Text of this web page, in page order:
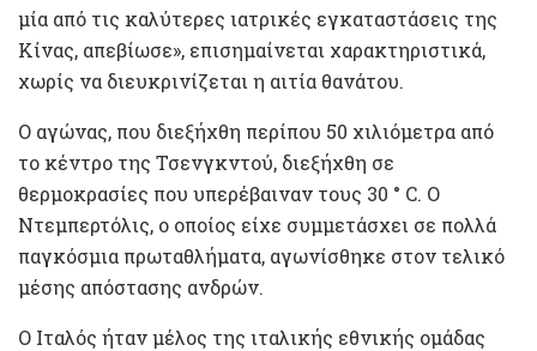
μία από τις καλύτερες ιατρικές εγκαταστάσεις της
Κίνας, απεβίωσε», επισημαίνεται χαρακτηριστικά,
χωρίς να διευκρινίζεται η αιτία θανάτου.
Ο αγώνας, που διεξήχθη περίπου 50 χιλιόμετρα από
το κέντρο της Τσενγκντού, διεξήχθη σε
θερμοκρασίες που υπερέβαιναν τους 30 ° C. Ο
Ντεμπερτόλις, ο οποίος είχε συμμετάσχει σε πολλά
παγκόσμια πρωταθλήματα, αγωνίσθηκε στον τελικό
μέσης απόστασης ανδρών.
Ο Ιταλός ήταν μέλος της ιταλικής εθνικής ομάδας